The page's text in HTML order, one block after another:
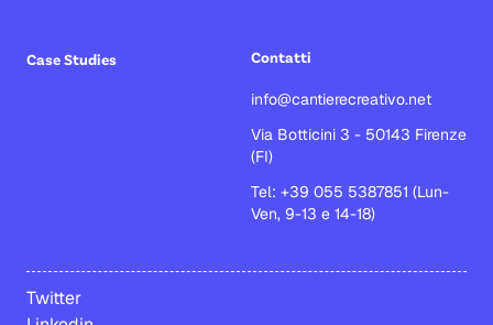
Case Studies Contatti
info@cantierecreativo.net
Via Botticini 3 - 50143 Firenze
(FI)
Tel: +39 055 5387851 (Lun-
Ven, 9-13 e 14-18)
Twitter